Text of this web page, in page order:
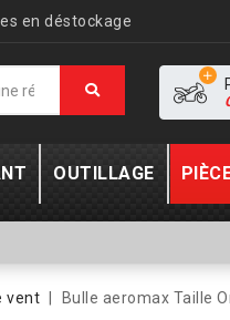
en déstockage
OUTILLAGE
vent Bulle aeromax Taille